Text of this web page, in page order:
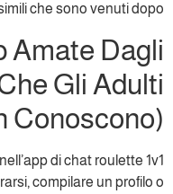
che sono venuti dopo.
Amate Dagli
Gli Adulti
Conoscono)
di chat roulette 1v1
compilare un profilo o